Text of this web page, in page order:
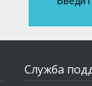
Служба